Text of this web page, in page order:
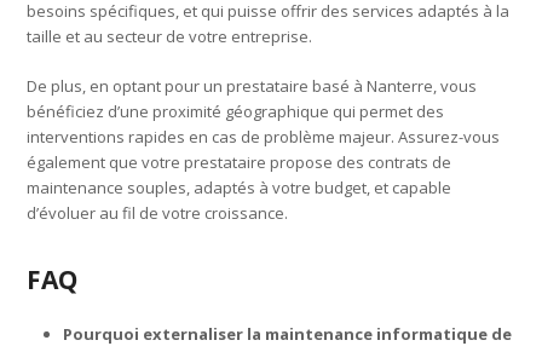
besoins spécifiques, et qui puisse offrir des services adaptés à la
taille et au secteur de votre entreprise.
De plus, en optant pour un prestataire basé à Nanterre, vous
bénéficiez d’une proximité géographique qui permet des
interventions rapides en cas de problème majeur. Assurez-vous
également que votre prestataire propose des contrats de
maintenance souples, adaptés à votre budget, et capable
d’évoluer au fil de votre croissance.
FAQ
Pourquoi externaliser la maintenance informatique de